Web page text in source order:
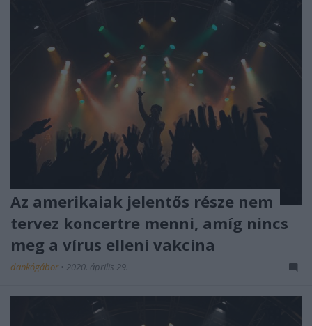
Az amerikaiak jelentős része nem
tervez koncertre menni, amíg nincs
meg a vírus elleni vakcina
dankógábor • 2020. április 29.